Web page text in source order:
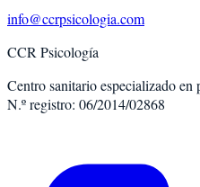
info@ccrpsicologia.com
CCR Psicología
Centro sanitario especializado en
N.º registro: 06/2014/02868